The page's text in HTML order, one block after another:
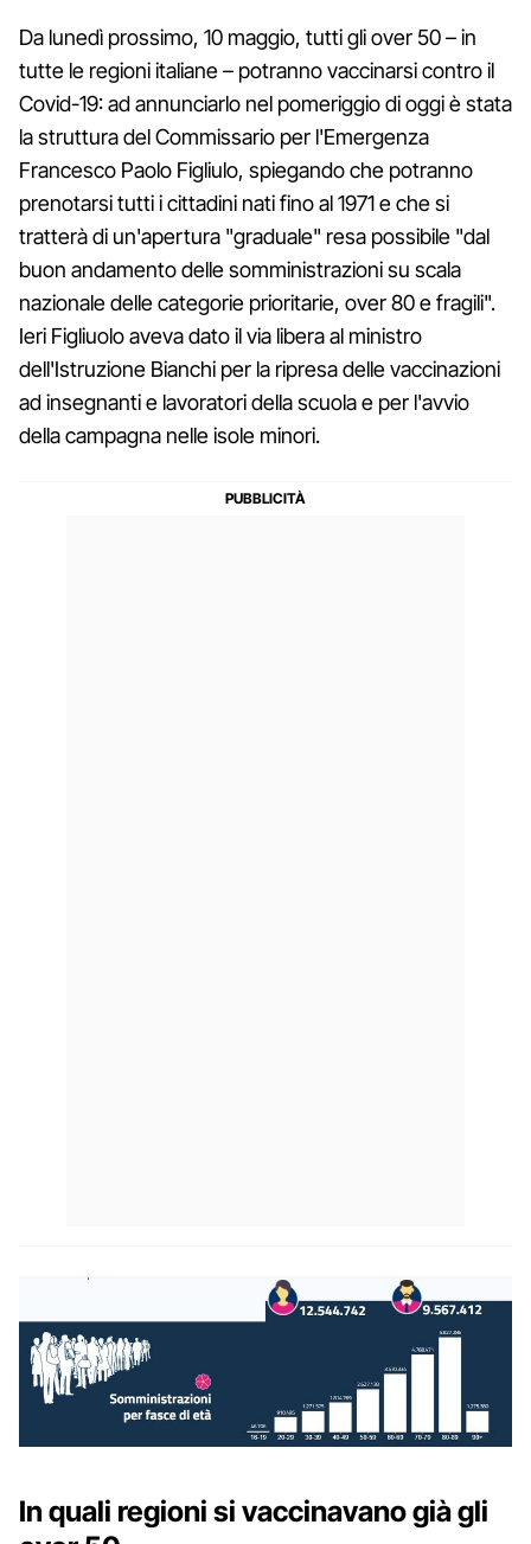
Da lunedì prossimo, 10 maggio, tutti gli over 50 – in
tutte le regioni italiane – potranno vaccinarsi contro il
Covid-19: ad annunciarlo nel pomeriggio di oggi è stata
la struttura del Commissario per l'Emergenza
Francesco Paolo Figliulo, spiegando che potranno
prenotarsi tutti i cittadini nati fino al 1971 e che si
tratterà di un'apertura "graduale" resa possibile "dal
buon andamento delle somministrazioni su scala
nazionale delle categorie prioritarie, over 80 e fragili".
Ieri Figliuolo aveva dato il via libera al ministro
dell'Istruzione Bianchi per la ripresa delle vaccinazioni
ad insegnanti e lavoratori della scuola e per l'avvio
della campagna nelle isole minori.
In quali regioni si vaccinavano già gli